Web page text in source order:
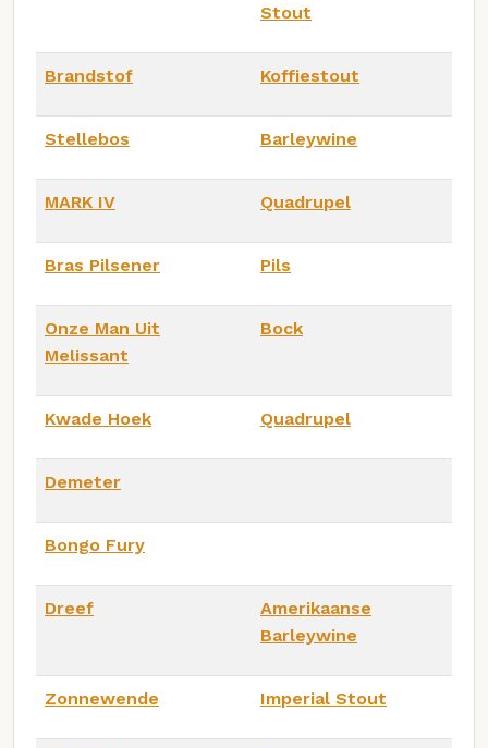
Stout
Brandstof Koffiestout
Stellebos Barleywine
MARK IV Quadrupel
Bras Pilsener Pils
Onze Man Uit
Melissant
Bock
Kwade Hoek Quadrupel
Demeter
Bongo Fury
Dreef
Amerikaanse
Barleywine
Zonnewende Imperial Stout